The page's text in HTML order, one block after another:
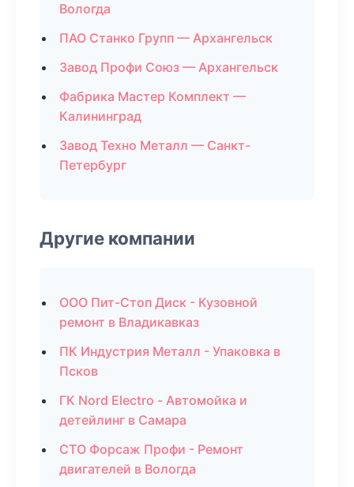
Вологда
ПАО Станко Групп — Архангельск
Завод Профи Союз — Архангельск
Фабрика Мастер Комплект —
Калининград
Завод Техно Металл — Санкт-
Петербург
Другие компании
ООО Пит-Стоп Диск - Кузовной
ремонт в Владикавказ
ПК Индустрия Металл - Упаковка в
Псков
ГК Nord Electro - Автомойка и
детейлинг в Самара
СТО Форсаж Профи - Ремонт
двигателей в Вологда